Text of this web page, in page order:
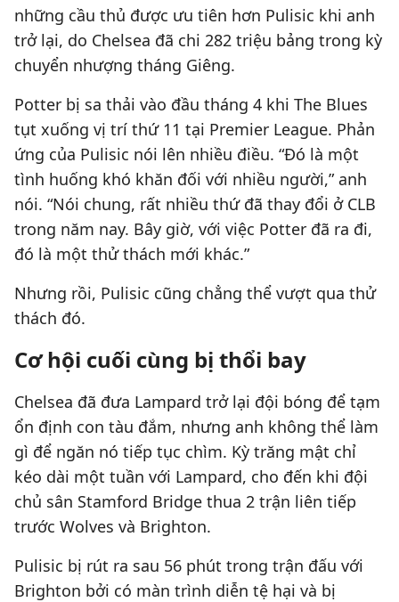
những cầu thủ được ưu tiên hơn Pulisic khi anh
trở lại, do Chelsea đã chi 282 triệu bảng trong kỳ
chuyển nhượng tháng Giêng.
Potter bị sa thải vào đầu tháng 4 khi The Blues
tụt xuống vị trí thứ 11 tại Premier League. Phản
ứng của Pulisic nói lên nhiều điều. “Đó là một
tình huống khó khăn đối với nhiều người,” anh
nói. “Nói chung, rất nhiều thứ đã thay đổi ở CLB
trong năm nay. Bây giờ, với việc Potter đã ra đi,
đó là một thử thách mới khác.”
Nhưng rồi, Pulisic cũng chẳng thể vượt qua thử
thách đó.
Cơ hội cuối cùng bị thổi bay
Chelsea đã đưa Lampard trở lại đội bóng để tạm
ổn định con tàu đắm, nhưng anh không thể làm
gì để ngăn nó tiếp tục chìm. Kỳ trăng mật chỉ
kéo dài một tuần với Lampard, cho đến khi đội
chủ sân Stamford Bridge thua 2 trận liên tiếp
trước Wolves và Brighton.
Pulisic bị rút ra sau 56 phút trong trận đấu với
Brighton bởi có màn trình diễn tệ hại và bị